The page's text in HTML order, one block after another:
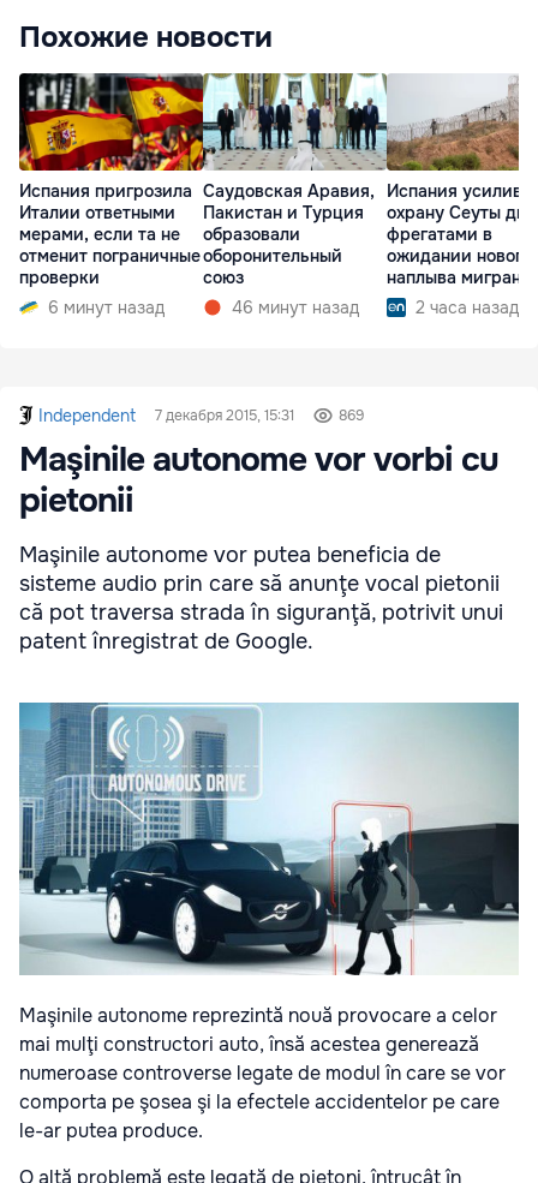
Похожие новости
Испания пригрозила
Италии ответными
мерами, если та не
отменит пограничные
проверки
6 минут назад
Саудовская Аравия,
Пакистан и Турция
образовали
оборонительный
союз
46 минут назад
Испания
охрану Сеуты
фрегатами в
ожидании нового
наплыва
2 часа назад
Independent 7 декабря 2015, 15:31 869
Maşinile autonome vor vorbi cu
pietonii
Maşinile autonome vor putea beneficia de
sisteme audio prin care să anunţe vocal pietonii
că pot traversa strada în siguranţă, potrivit unui
patent înregistrat de Google.
Maşinile autonome reprezintă nouă provocare a celor
mai mulţi constructori auto, însă acestea generează
numeroase controverse legate de modul în care se vor
comporta pe şosea şi la efectele accidentelor pe care
le-ar putea produce.
O altă problemă este legată de pietoni, întrucât în